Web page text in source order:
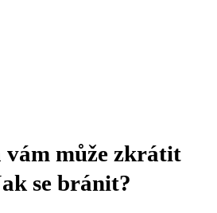
vám může zkrátit
se bránit?